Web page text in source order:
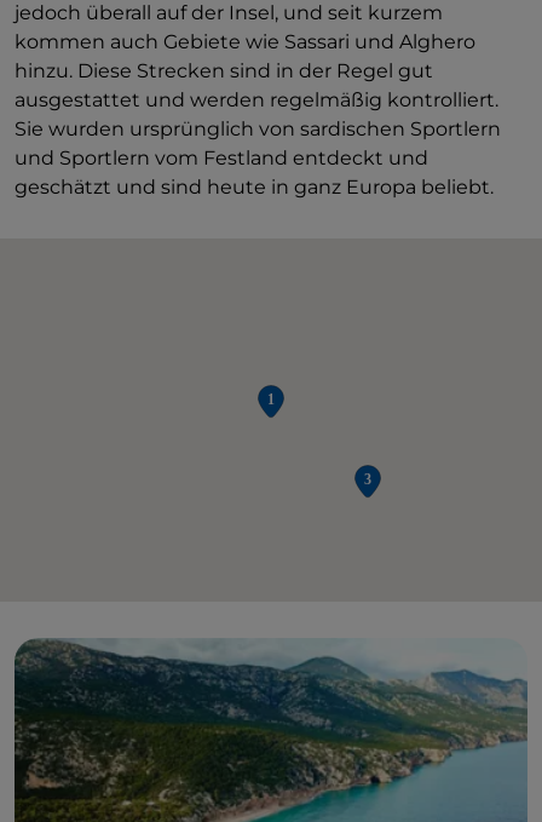
jedoch überall auf der Insel, und seit kurzem
kommen auch Gebiete wie Sassari und Alghero
hinzu. Diese Strecken sind in der Regel gut
ausgestattet und werden regelmäßig kontrolliert.
Sie wurden ursprünglich von sardischen Sportlern
und Sportlern vom Festland entdeckt und
geschätzt und sind heute in ganz Europa beliebt.